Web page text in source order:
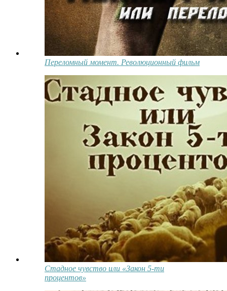
Переломный момент. Революционный фильм
Стадное чувство или «Закон 5-ти
процентов»